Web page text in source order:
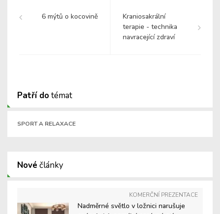
6 mýtů o kocovině
Kraniosakrální
terapie - technika
navracející zdraví
Patří dotémat
SPORT A RELAXACE
Nové články
KOMERČNÍ PREZENTACE
Nadměrné světlo v ložnici narušuje